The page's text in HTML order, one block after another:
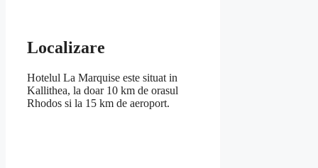
Localizare
Hotelul La Marquise este situat in
Kallithea, la doar 10 km de orasul
Rhodos si la 15 km de aeroport.